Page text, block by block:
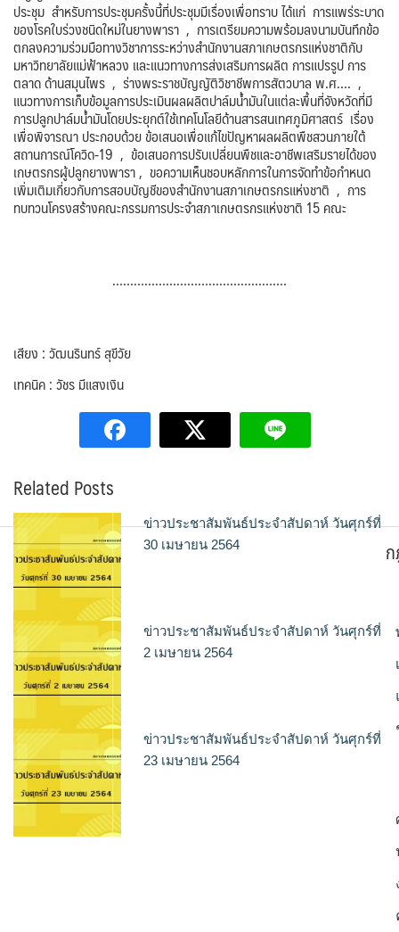
ประชุม สำหรับการประชุมครั้งนี้ที่ประชุมมีเรื่องเพื่อทราบ ได้แก่ การแพร่ระบาด
ของโรคใบร่วงชนิดใหม่ในยางพารา , การเตรียมความพร้อมลงนามบันทึกข้อ
ตกลงความร่วมมือทางวิชาการระหว่างสำนักงานสภาเกษตรกรแห่งชาติกับ
มหาวิทยาลัยแม่ฟ้าหลวง และแนวทางการส่งเสริมการผลิต การแปรรูป การ
ตลาด ด้านสมุนไพร , ร่างพระราชบัญญัติวิชาชีพการสัตวบาล พ.ศ…. ,
แนวทางการเก็บข้อมูลการประเมินผลผลิตปาล์มน้ำมันในแต่ละพื้นที่จังหวัดที่มี
การปลูกปาล์มน้ำมันโดยประยุกต์ใช้เทคโนโลยีด้านสารสนเทศภูมิศาสตร์ เรื่อง
เพื่อพิจารณา ประกอบด้วย ข้อเสนอเพื่อแก้ไขปัญหาผลผลิตพืชสวนภายใต้
สถานการณ์โควิด-19 , ข้อเสนอการปรับเปลี่ยนพืชและอาชีพเสริมรายได้ของ
เกษตรกรผู้ปลูกยางพารา , ขอความเห็นชอบหลักการในการจัดทำข้อกำหนด
เพิ่มเติมเกี่ยวกับการสอบบัญชีของสำนักงานสภาเกษตรกรแห่งชาติ , การ
ทบทวนโครงสร้างคณะกรรมการประจำสภาเกษตรกรแห่งชาติ 15 คณะ
………………………………………….
เสียง : วัฒนรินทร์ สุขีวัย
เทคนิค : วัชร มีแสงเงิน
Related Posts
ข่าวประชาสัมพันธ์ประจำสัปดาห์ วันศุกร์ที่
30 เมษายน 2564
ข่าวประชาสัมพันธ์ประจำสัปดาห์ วันศุกร์ที่
2 เมษายน 2564
ข่าวประชาสัมพันธ์ประจำสัปดาห์ วันศุกร์ที่
23 เมษายน 2564